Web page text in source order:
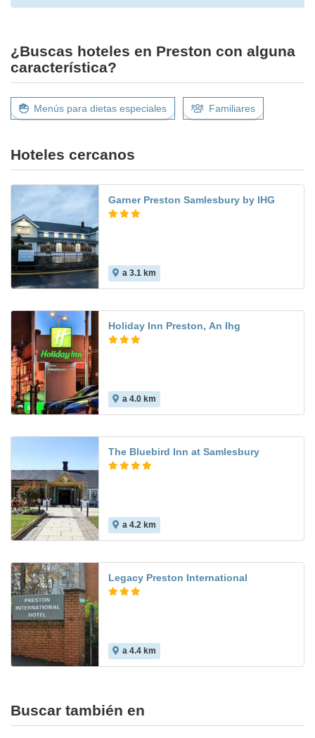
¿Buscas hoteles en Preston con alguna
característica?
Menús para dietas especiales Familiares
Hoteles cercanos
Garner Preston Samlesbury by IHG
a 3.1 km
Holiday Inn Preston, An Ihg
a 4.0 km
The Bluebird Inn at Samlesbury
a 4.2 km
Legacy Preston International
a 4.4 km
Buscar también en